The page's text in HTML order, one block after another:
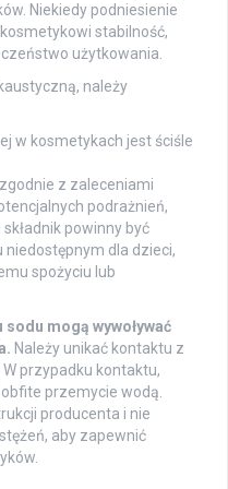
Niekiedy podniesienie
stabilność,
użytkowania.
należy
w kosmetykach jest ściśle
z zaleceniami
podrażnień,
powinny być
dla dzieci,
spożyciu lub
mogą wywoływać
Należy unikać kontaktu z
przypadku kontaktu,
przemycie wodą.
producenta i nie
aby zapewnić